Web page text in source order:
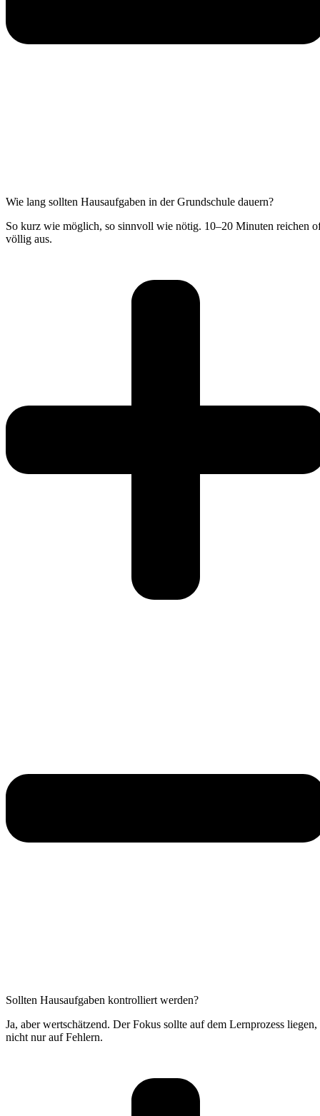
Wie lang sollten Hausaufgaben in der Grundschule dauern?
So kurz wie möglich, so sinnvoll wie nötig. 10–20 Minuten reichen
völlig aus.
Sollten Hausaufgaben kontrolliert werden?
Ja, aber wertschätzend. Der Fokus sollte auf dem Lernprozess liegen,
nicht nur auf Fehlern.